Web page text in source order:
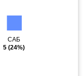
САБ
5 (24%)